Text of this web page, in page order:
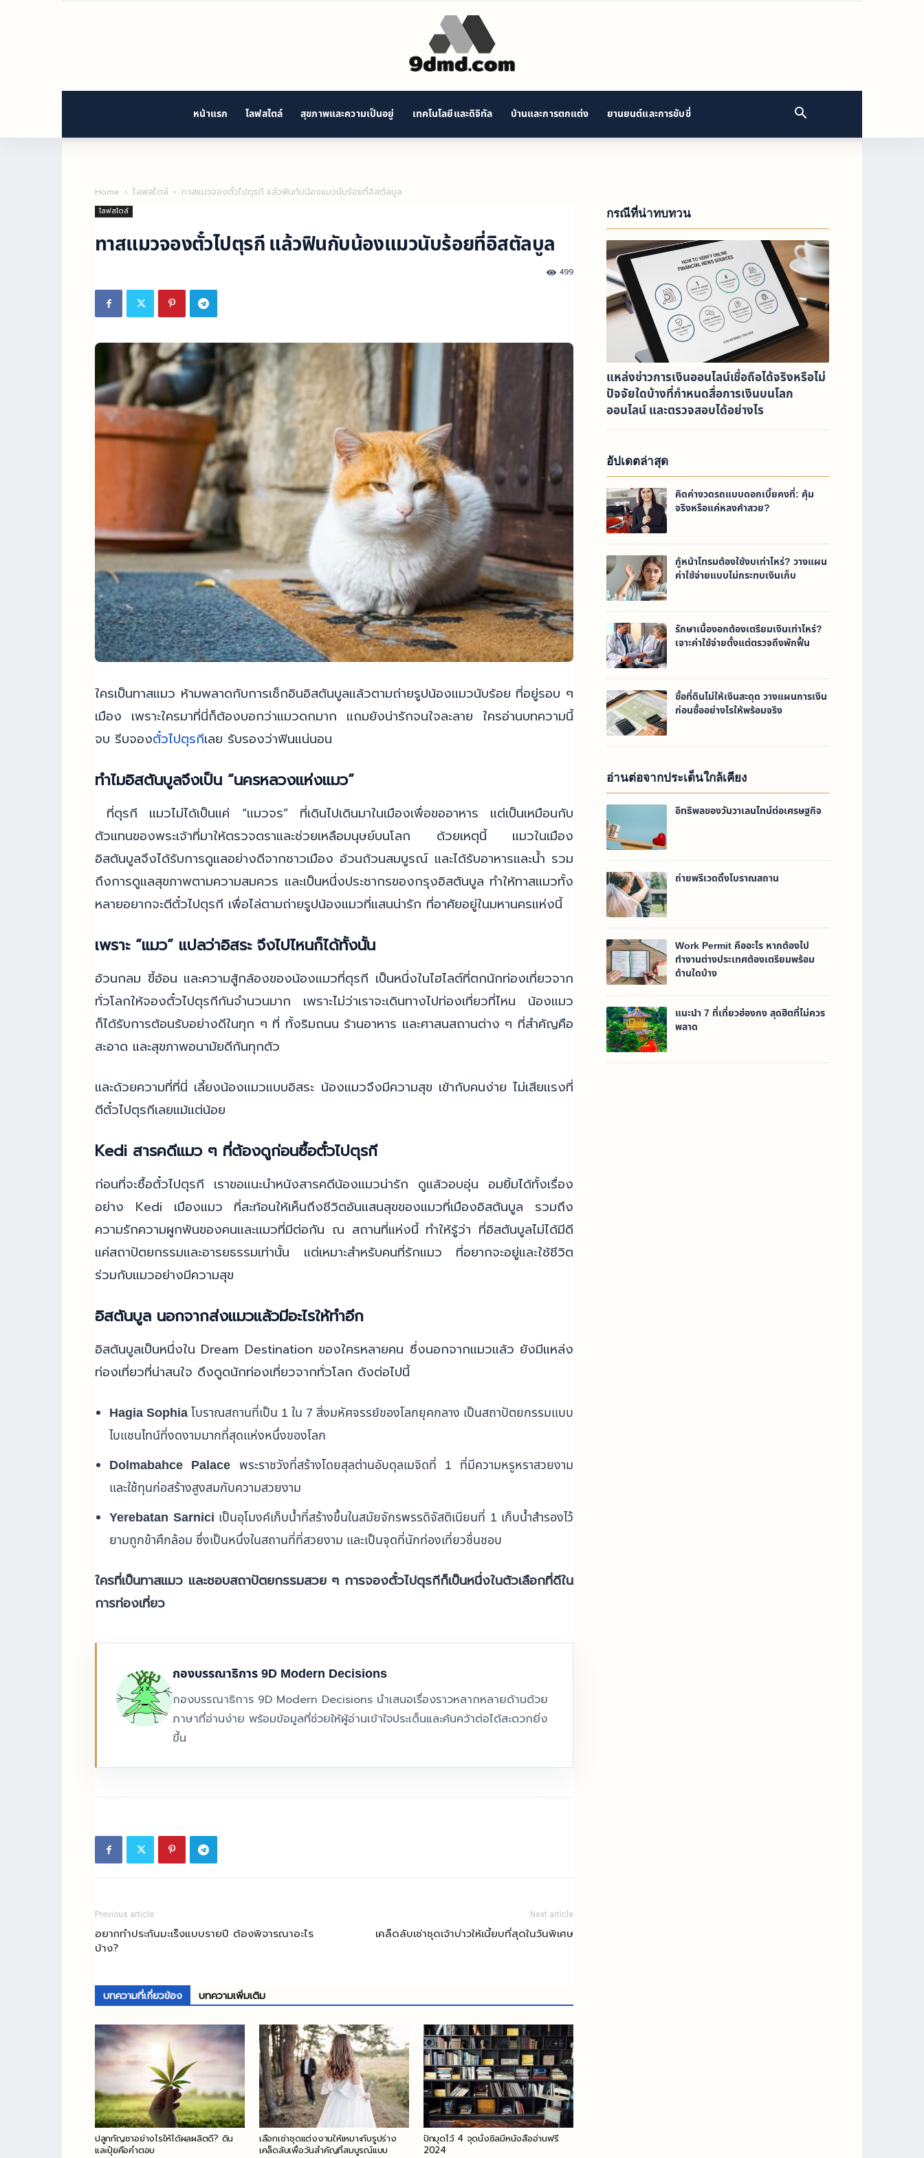
9D
หน้าแรก ไลฟสไตล์ สุขภาพและความเป็นอยู่ เทคโนโลยีและดิจิทัล บ้านและการตกแต่ง ยานยนต์และการขับขี่
Home ไลฟสไตล์ ทาสแมวจองตั๋วไปตุรกี แล้วฟินกับน้องแมวนับร้อยที่อิสตัลบูล
ไลฟสไตล์
ทาสแมวจองตั๋วไปตุรกี แล้วฟินกับน้องแมวนับร้อยที่อิสตัลบูล
499
ใครเป็นทาสแมว ห้ามพลาดกับการเช็กอินอิสตันบูลแล้วตามถ่ายรูปน้องแมวนับร้อย ที่อยู่รอบ ๆ
เมือง เพราะใครมาที่นี่ก็ต้องบอกว่าแมวดกมาก แถมยังน่ารักจนใจละลาย ใครอ่านบทความนี้
จบ รีบจองตั๋วไปตุรกีเลย รับรองว่าฟินแน่นอน
ทำไมอิสตันบูลจึงเป็น “นครหลวงแห่งแมว”
ที่ตุรกี แมวไม่ได้เป็นแค่ “แมวจร” ที่เดินไปเดินมาในเมืองเพื่อขออาหาร แต่เป็นเหมือนกับ
ตัวแทนของพระเจ้าที่มาให้ตรวจตราและช่วยเหลือมนุษย์บนโลก ด้วยเหตุนี้ แมวในเมือง
อิสตันบูลจึงได้รับการดูแลอย่างดีจากชาวเมือง อ้วนถ้วนสมบูรณ์ และได้รับอาหารและน้ำ รวม
ถึงการดูแลสุขภาพตามความสมควร และเป็นหนึ่งประชากรของกรุงอิสตันบูล ทำให้ทาสแมวทั้ง
หลายอยากจะตีตั๋วไปตุรกี เพื่อไล่ตามถ่ายรูปน้องแมวที่แสนน่ารัก ที่อาศัยอยู่ในมหานครแห่งนี้
เพราะ “แมว” แปลว่าอิสระ จึงไปไหนก็ได้ทั้งนั้น
อ้วนกลม ขี้อ้อน และความสู้กล้องของน้องแมวที่ตุรกี เป็นหนึ่งในไฮไลต์ที่ตกนักท่องเที่ยวจาก
ทั่วโลกให้จองตั๋วไปตุรกีกันจำนวนมาก เพราะไม่ว่าเราจะเดินทางไปท่องเที่ยวที่ไหน น้องแมว
ก็ได้รับการต้อนรับอย่างดีในทุก ๆ ที่ ทั้งริมถนน ร้านอาหาร และศาสนสถานต่าง ๆ ที่สำคัญคือ
สะอาด และสุขภาพอนามัยดีกันทุกตัว
และด้วยความที่ที่นี่ เลี้ยงน้องแมวแบบอิสระ น้องแมวจึงมีความสุข เข้ากับคนง่าย ไม่เสียแรงที่
ตีตั๋วไปตุรกีเลยแม้แต่น้อย
Kedi สารคดีแมว ๆ ที่ต้องดูก่อนซื้อตั๋วไปตุรกี
ก่อนที่จะซื้อตั๋วไปตุรกี เราขอแนะนำหนังสารคดีน้องแมวน่ารัก ดูแล้วอบอุ่น อมยิ้มได้ทั้งเรื่อง
อย่าง Kedi เมืองแมว ที่สะท้อนให้เห็นถึงชีวิตอันแสนสุขของแมวที่เมืองอิสตันบูล รวมถึง
ความรักความผูกพันของคนและแมวที่มีต่อกัน ณ สถานที่แห่งนี้ ทำให้รู้ว่า ที่อิสตันบูลไม่ได้มีดี
แค่สถาปัตยกรรมและอารยธรรมเท่านั้น แต่เหมาะสำหรับคนที่รักแมว ที่อยากจะอยู่และใช้ชีวิต
ร่วมกับแมวอย่างมีความสุข
อิสตันบูล นอกจากส่งแมวแล้วมีอะไรให้ทำอีก
อิสตันบูลเป็นหนึ่งใน Dream Destination ของใครหลายคน ซึ่งนอกจากแมวแล้ว ยังมีแหล่ง
ท่องเที่ยวที่น่าสนใจ ดึงดูดนักท่องเที่ยวจากทั่วโลก ดังต่อไปนี้
Hagia Sophiaโบราณสถานที่เป็น 1 ใน 7 สิ่งมหัศจรรย์ของโลกยุคกลาง เป็นสถาปัตยกรรมแบบ
ไบแชนไทน์ที่งดงามมากที่สุดแห่งหนึ่งของโลก
Dolmabahce Palace พระราชวังที่สร้างโดยสุลต่านอับดุลเมจิดที่ 1 ที่มีความหรูหราสวยงาม
และใช้ทุนก่อสร้างสูงสมกับความสวยงาม
Yerebatan Sarnici เป็นอุโมงค์เก็บน้ำที่สร้างขึ้นในสมัยจักรพรรดิจัสติเนียนที่ 1 เก็บน้ำสำรองไว้
ยามถูกข้าศึกล้อม ซึ่งเป็นหนึ่งในสถานที่ที่สวยงาม และเป็นจุดที่นักท่องเที่ยวชื่นชอบ
ใครที่เป็นทาสแมว และชอบสถาปัตยกรรมสวย ๆ การจองตั๋วไปตุรกีก็เป็นหนึ่งในตัวเลือกที่ดีใน
การท่องเที่ยว
กองบรรณาธิการ 9D Modern Decisions
กองบรรณาธิการ 9D Modern Decisions นำเสนอเรื่องราวหลากหลายด้านด้วย
ภาษาที่อ่านง่าย พร้อมข้อมูลที่ช่วยให้ผู้อ่านเข้าใจประเด็นและค้นคว้าต่อได้สะดวกยิ่ง
ขึ้น
Previous article
อยากทำประกันมะเร็งแบบรายปี ต้องพิจารณาอะไร
บ้าง?
Next article
เคล็ดลับเช่าชุดเจ้าบ่าวให้เนี้ยบที่สุดในวันพิเศษ
บทความที่เกี่ยวข้อง บทความเพิ่มเติม
ปลูกกัญชาอย่างไรให้ได้ผลผลิตดี? ดิน
และปุ๋ยคือคำตอบ
เลือกเช่าชุดแต่งงานให้เหมาะกับรูปร่าง
เคล็ดลับเพื่อวันสำคัญที่สมบูรณ์แบบ
ปักมุดไว้ 4 จุดนั่งชิลมีหนังสืออ่านฟรี
2024
กรณีที่น่าทบทวน
แหล่งข่าวการเงินออนไลน์เชื่อถือได้จริงหรือไม่
ปัจจัยใดบ้างที่กำหนดสื่อการเงินบนโลก
ออนไลน์ และตรวจสอบได้อย่างไร
อัปเดตล่าสุด
คิดค่างวดรถแบบดอกเบี้ยคงที่: คุ้ม
จริงหรือแค่หลงคำสวย?
กู้หน้าโทรมต้องใช้งบเท่าไหร่? วางแผน
ค่าใช้จ่ายแบบไม่กระทบเงินเก็บ
รักษาเนื้องอกต้องเตรียมเงินเท่าไหร่?
เจาะค่าใช้จ่ายตั้งแต่ตรวจถึงพักฟื้น
ซื้อที่ดินไม่ให้เงินสะดุด วางแผนการเงิน
ก่อนซื้ออย่างไรให้พร้อมจริง
อ่านต่อจากประเด็นใกล้เคียง
อิทธิพลของวันวาเลนไทน์ต่อเศรษฐกิจ
ถ่ายพรีเวดดิ้งโบราณสถาน
Work Permit คืออะไร หากต้องไป
ทำงานต่างประเทศต้องเตรียมพร้อม
ด้านใดบ้าง
แนะนำ 7 ที่เที่ยวฮ่องกง สุดฮิตที่ไม่ควร
พลาด